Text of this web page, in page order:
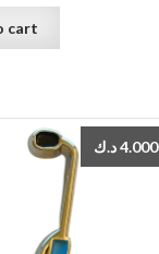
cart
4.000د.ك